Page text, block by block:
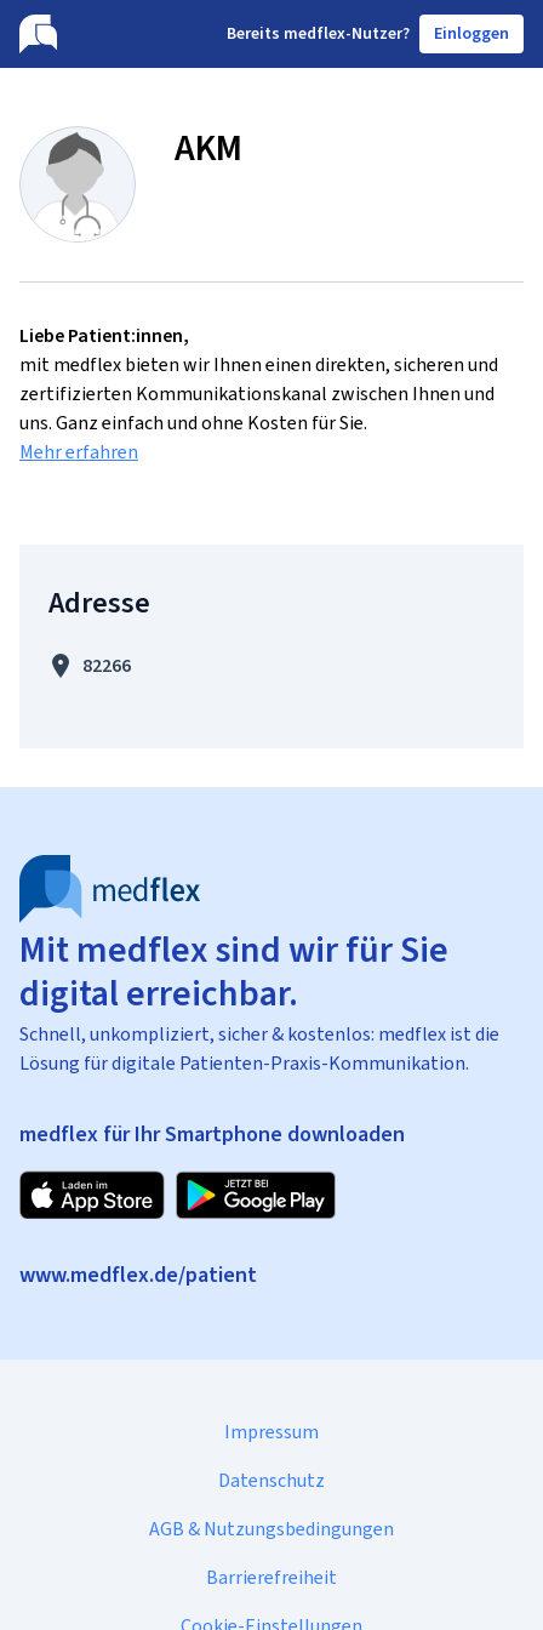
Bereits medflex-Nutzer? Einloggen
AKM
Liebe Patient:innen,
mit medflex bieten wir Ihnen einen direkten, sicheren und
zertifizierten Kommunikationskanal zwischen Ihnen und
uns. Ganz einfach und ohne Kosten für Sie.
Mehr erfahren
Adresse
82266
Mit medflex sind wir für Sie
digital erreichbar.
Schnell, unkompliziert, sicher & kostenlos: medflex ist die
Lösung für digitale Patienten-Praxis-Kommunikation.
medflex für Ihr Smartphone downloaden
www.medflex.de/patient
Impressum
Datenschutz
AGB & Nutzungsbedingungen
Barrierefreiheit